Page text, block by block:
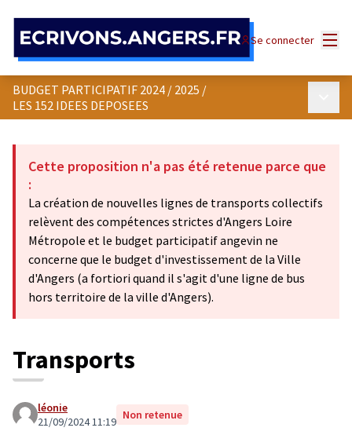
Se connecter
BUDGET PARTICIPATIF 2024 / 2025 /
LES 152 IDEES DEPOSEES
Cette proposition n'a pas été retenue parce que
:
La création de nouvelles lignes de transports collectifs
relèvent des compétences strictes d'Angers Loire
Métropole et le budget participatif angevin ne
concerne que le budget d'investissement de la Ville
d'Angers (a fortiori quand il s'agit d'une ligne de bus
hors territoire de la ville d'Angers).
Transports
léonie
21/09/2024 11:19 Non retenue